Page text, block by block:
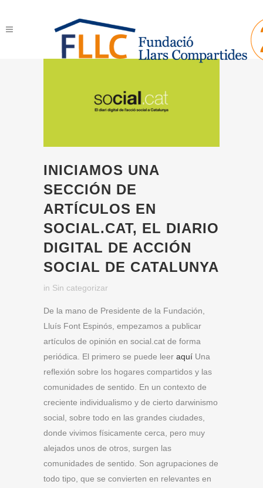
INICIAMOS UNA
SECCIÓN DE
ARTÍCULOS EN
SOCIAL.CAT, EL DIARIO
DIGITAL DE ACCIÓN
SOCIAL DE CATALUNYA
in Sin categorizar
De la mano de Presidente de la Fundación,
Lluís Font Espinós, empezamos a publicar
artículos de opinión en social.cat de forma
periódica. El primero se puede leer aquí Una
reflexión sobre los hogares compartidos y las
comunidades de sentido. En un contexto de
creciente individualismo y de cierto darwinismo
social, sobre todo en las grandes ciudades,
donde vivimos físicamente cerca, pero muy
alejados unos de otros, surgen las
comunidades de sentido. Son agrupaciones de
todo tipo, que se convierten en relevantes en